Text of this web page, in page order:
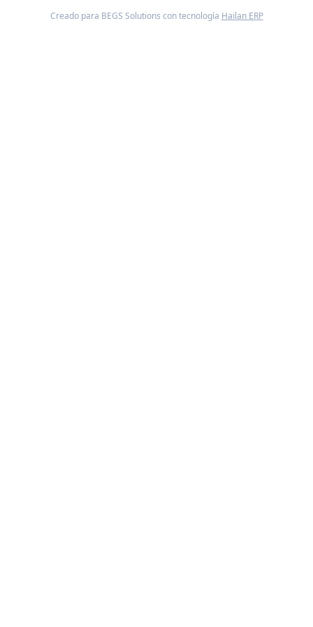
Creado para BEGS Solutions con tecnología Hailan ERP